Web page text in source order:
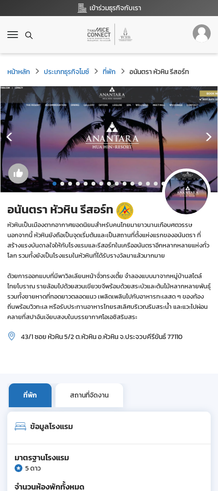
เข้าร่วมธุรกิจกับเรา
T
g
g
l
e
n
a
v
t
i
o
n
หน้าหลัก ประเภทธุรกิจไมซ์ ที่พัก อนันตรา หัวหิน รีสอร์ท
อนันตรา หัวหิน รีสอร์ท
หัวหินเป็นเมืองตากอากาศยอดนิยมสำหรับคนไทยมายาวนานเกือบศตวรรษ
นอกจากนี้ หัวหินยังถือเป็นจุดเริ่มต้นและเป็นสถานที่ตั้งแห่งแรกของอนันตรา ที่
สร้างแรงบันดาลใจให้กับโรงแรมและรีสอร์ทในเครืออนันตราอีกหลากหลายแห่งทั่ว
โลก รวมทั้งยังเป็นโรงแรมในหัวหินที่ได้รับรางวัลมาแล้วมากมาย
ด้วยการออกแบบที่มีพาวิลเลียนหน้าจั่วทรงเตี้ย จำลองแบบมาจากหมู่บ้านสไตล์
ไทยโบราณ รายล้อมไปด้วยสวนเขียวขจีพร้อมด้วยสระบัวและต้นไม้หลากหลายพันธุ์
รวมทั้งชายหาดที่ทอดยาวตลอดแนว เพลิดเพลินไปกับอาหารทะเลสด ๆ ของท้อง
ถิ่นพร้อมวิวทะเล หรือรับประทานอาหารไทยรสเลิศบริเวณริมสระน้ำ และแวะไปผ่อน
คลายที่สปาอันเงียบสงบในบรรยากาศโอเอซิสริมสระ
43/1 ซอย หัวหิน 5/2 ต.หัวหิน อ.หัวหิน จ.ประจวบคีรีขันธ์ 77110
ที่พัก สถานที่จัดงาน
ข้อมูลโรงแรม
มาตรฐานโรงแรม
5 ดาว
จำนวนห้องพักทั้งหมด